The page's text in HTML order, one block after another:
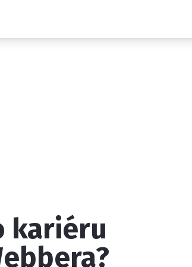
je INCORP MEDIA GROUP s.r.o., IČ: 118 23
kariéru